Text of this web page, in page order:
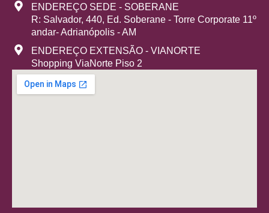
ENDEREÇO SEDE - SOBERANE
R: Salvador, 440, Ed. Soberane - Torre Corporate 11º
andar- Adrianópolis - AM
ENDEREÇO EXTENSÃO - VIANORTE
Shopping ViaNorte Piso 2